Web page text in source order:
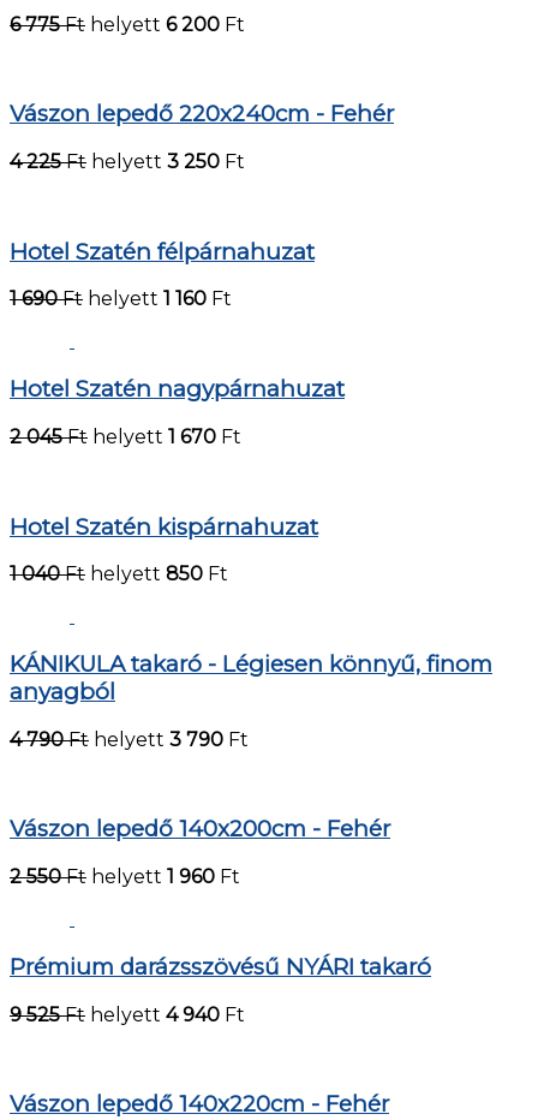
6 775 Ft helyett 6 200 Ft
Vászon lepedő 220x240cm - Fehér
4 225 Ft helyett 3 250 Ft
Hotel Szatén félpárnahuzat
1 690 Ft helyett 1 160 Ft
Hotel Szatén nagypárnahuzat
2 045 Ft helyett 1 670 Ft
Hotel Szatén kispárnahuzat
1 040 Ft helyett 850 Ft
KÁNIKULA takaró - Légiesen könnyű, finom
anyagból
4 790 Ft helyett 3 790 Ft
Vászon lepedő 140x200cm - Fehér
2 550 Ft helyett 1 960 Ft
Prémium darázsszövésű NYÁRI takaró
9 525 Ft helyett 4 940 Ft
Vászon lepedő 140x220cm - Fehér